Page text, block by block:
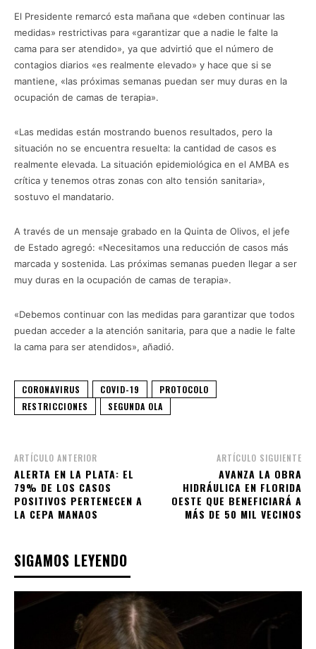
El Presidente remarcó esta mañana que «deben continuar las
medidas» restrictivas para «garantizar que a nadie le falte la
cama para ser atendido», ya que advirtió que el número de
contagios diarios «es realmente elevado» y hace que si se
mantiene, «las próximas semanas puedan ser muy duras en la
ocupación de camas de terapia».
«Las medidas están mostrando buenos resultados, pero la
situación no se encuentra resuelta: la cantidad de casos es
realmente elevada. La situación epidemiológica en el AMBA es
crítica y tenemos otras zonas con alto tensión sanitaria»,
sostuvo el mandatario.
A través de un mensaje grabado en la Quinta de Olivos, el jefe
de Estado agregó: «Necesitamos una reducción de casos más
marcada y sostenida. Las próximas semanas pueden llegar a ser
muy duras en la ocupación de camas de terapia».
«Debemos continuar con las medidas para garantizar que todos
puedan acceder a la atención sanitaria, para que a nadie le falte
la cama para ser atendidos», añadió.
CORONAVIRUS COVID-19
PROTOCOLO
RESTRICCIONES
SEGUNDA OLA
ARTÍCULO ANTERIOR
ALERTA EN LA PLATA: EL
79% DE LOS CASOS
POSITIVOS PERTENECEN A
LA CEPA MANAOS
ARTÍCULO SIGUIENTE
AVANZA LA OBRA
HIDRÁULICA EN FLORIDA
OESTE QUE BENEFICIARÁ A
MÁS DE 50 MIL VECINOS
SIGAMOS LEYENDO